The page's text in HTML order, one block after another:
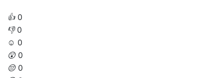
👍 0
👎 0
☺️ 0
😲 0
😔 0